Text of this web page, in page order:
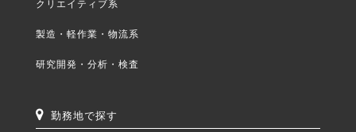
クリエイティブ系
製造・軽作業・物流系
研究開発・分析・検査
勤務地で探す